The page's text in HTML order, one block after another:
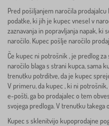
Pred pošiljanjem naročila
podatke, ki jih je kupec vnesel v
zaznavanja in popravljanja napak,
naročilo. Kupec pošlje naročilo
Če kupec ni potrošnik , je predlog
naročilo blaga s strani kupca, sama
trenutku potrditve, da je kupec
V primeru, da kupec , ki ni
e-pošti, ga bo prodajalec o tem
svojega predloga. V trenutku takega
Kupec s sklenitvijo kupoprodajne